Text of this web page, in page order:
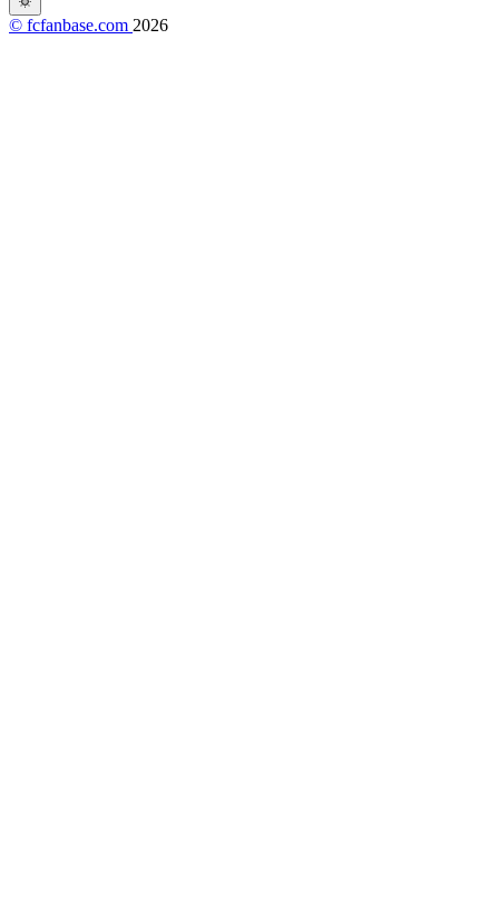
© fcfanbase.com 2026